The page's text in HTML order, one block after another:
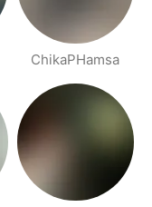
ChikaPHamsa